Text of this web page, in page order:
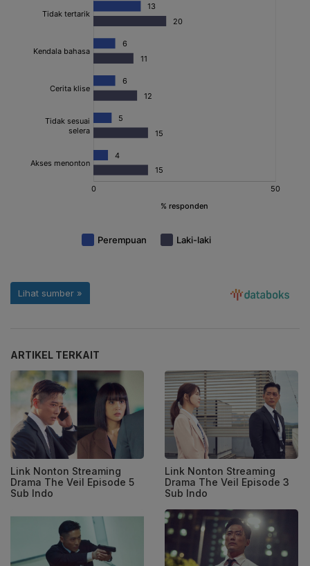
ARTIKEL TERKAIT
Link Nonton Streaming
Drama The Veil Episode 5
Sub Indo
Link Nonton Streaming
Drama The Veil Episode 3
Sub Indo